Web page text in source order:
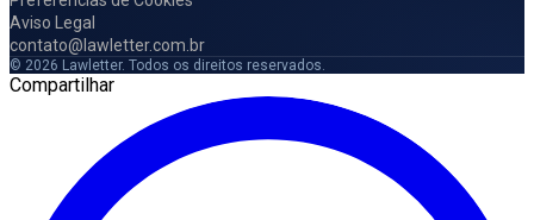
Aviso Legal
contato@lawletter.com.br
© 2026 Lawletter. Todos os direitos reservados.
Compartilhar